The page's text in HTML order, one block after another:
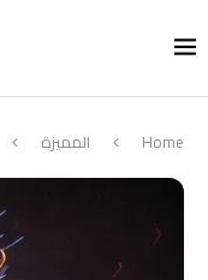
Home المميزة